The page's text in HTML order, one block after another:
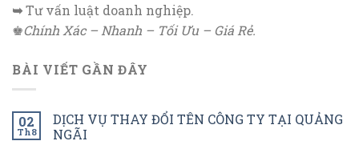
➥Tư vấn luật doanh nghiệp.
♚Chính Xác – Nhanh – Tối Ưu – Giá Rẻ.
BÀI VIẾT GẦN ĐÂY
02
Th8
DỊCH VỤ THAY ĐỔI TÊN CÔNG TY TẠI QUẢNG
NGÃI